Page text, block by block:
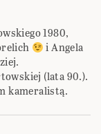
1980,
i Angela
(lata 90.).
kameralistą.